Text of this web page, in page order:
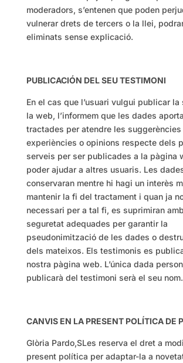
moderadors, s’entenen que poden
vulnerar drets de tercers o la llei,
eliminats sense explicació.
PUBLICACIÓN DEL SEU TESTIMONI
En el cas que l’usuari vulgui publicar la
la web, l’informem que les dades
tractades per atendre les
experiències o opinions respecte dels
serveis per ser publicades a la pàgina
poder ajudar a altres usuaris. Les
conservaran mentre hi hagi un interès
mantenir la fi del tractament i quan ja
necessari per a tal fi, es suprimiran
seguretat adequades per garantir la
pseudonimització de les dades o
dels mateixos. Els testimonis es
nostra pàgina web. L’única dada
publicarà del testimoni serà el seu nom.
CANVIS EN LA PRESENT POLÍTICA DE
Glòria Pardo,SLes reserva el dret a
present política per adaptar-la a